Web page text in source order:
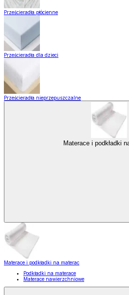
Prześcieradła płócienne
Prześcieradła dla dzieci
Prześcieradła nieprzepuszczalne
Materace i podkładki
Materace i podkładki na materac
Podkładki na materace
Materace nawierzchniowe